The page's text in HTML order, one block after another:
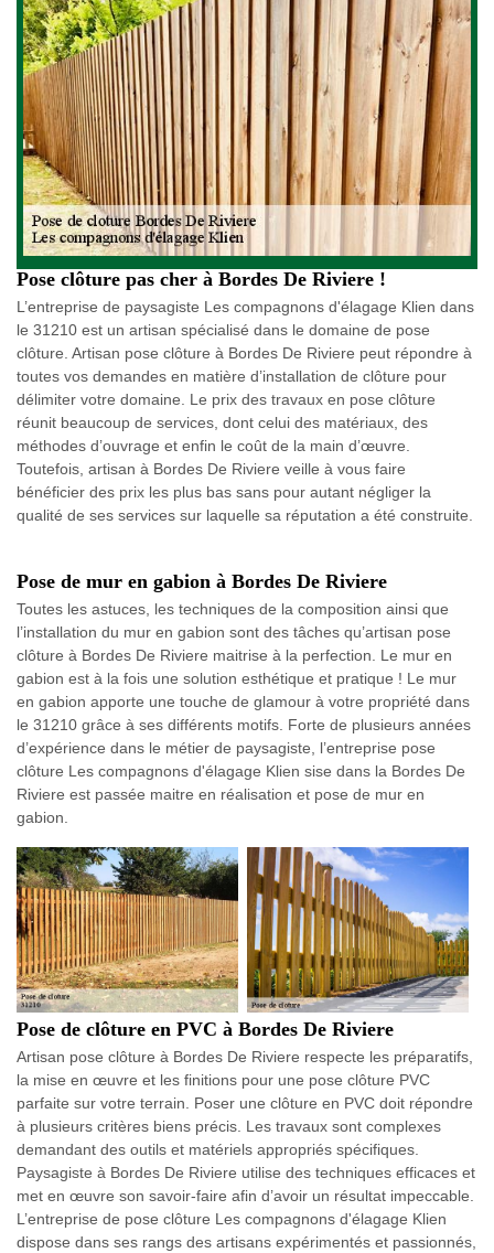
Pose clôture pas cher à Bordes De Riviere !
L’entreprise de paysagiste Les compagnons d'élagage Klien dans
le 31210 est un artisan spécialisé dans le domaine de pose
clôture. Artisan pose clôture à Bordes De Riviere peut répondre à
toutes vos demandes en matière d’installation de clôture pour
délimiter votre domaine. Le prix des travaux en pose clôture
réunit beaucoup de services, dont celui des matériaux, des
méthodes d’ouvrage et enfin le coût de la main d’œuvre.
Toutefois, artisan à Bordes De Riviere veille à vous faire
bénéficier des prix les plus bas sans pour autant négliger la
qualité de ses services sur laquelle sa réputation a été construite.
Pose de mur en gabion à Bordes De Riviere
Toutes les astuces, les techniques de la composition ainsi que
l’installation du mur en gabion sont des tâches qu’artisan pose
clôture à Bordes De Riviere maitrise à la perfection. Le mur en
gabion est à la fois une solution esthétique et pratique ! Le mur
en gabion apporte une touche de glamour à votre propriété dans
le 31210 grâce à ses différents motifs. Forte de plusieurs années
d’expérience dans le métier de paysagiste, l’entreprise pose
clôture Les compagnons d'élagage Klien sise dans la Bordes De
Riviere est passée maitre en réalisation et pose de mur en
gabion.
Pose de clôture en PVC à Bordes De Riviere
Artisan pose clôture à Bordes De Riviere respecte les préparatifs,
la mise en œuvre et les finitions pour une pose clôture PVC
parfaite sur votre terrain. Poser une clôture en PVC doit répondre
à plusieurs critères biens précis. Les travaux sont complexes
demandant des outils et matériels appropriés spécifiques.
Paysagiste à Bordes De Riviere utilise des techniques efficaces et
met en œuvre son savoir-faire afin d’avoir un résultat impeccable.
L’entreprise de pose clôture Les compagnons d'élagage Klien
dispose dans ses rangs des artisans expérimentés et passionnés,